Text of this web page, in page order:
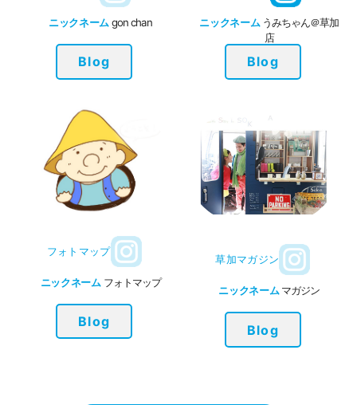
ニックネームgon chan
Blog
ニックネームうみちゃん＠草加
店
Blog
フォトマップ
ニックネーム フォトマップ
Blog
草加マガジン
ニックネームマガジン
Blog